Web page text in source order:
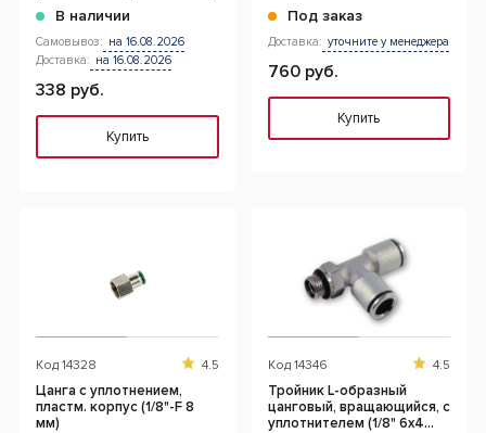
В наличии
Самовывоз: на 16.08.2026
Доставка: на 16.08.2026
338 руб.
Купить
Под заказ
Доставка: уточните у менеджера
760 руб.
Купить
Код 14328 4.5
Цанга с уплотнением,
пластм. корпус (1/8"-F 8
мм)
Код 14346 4.5
Тройник L-образный
цанговый, вращающийся, с
уплотнителем (1/8" 6x4